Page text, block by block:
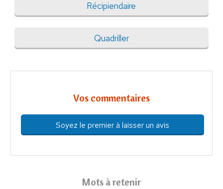
Récipiendaire
Quadriller
Vos commentaires
Soyez le premier à laisser un avis
Mots à retenir